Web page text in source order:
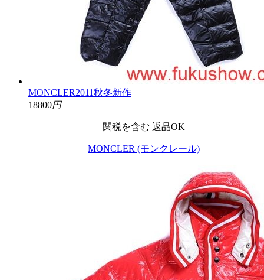
MONCLER2011秋冬新作
18800円
関税を含む 返品OK
MONCLER (モンクレール)